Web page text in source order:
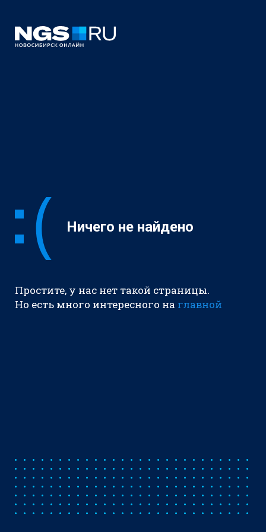
Ничего не найдено
Простите, у нас нет такой страницы.
Но есть много интересного на главной